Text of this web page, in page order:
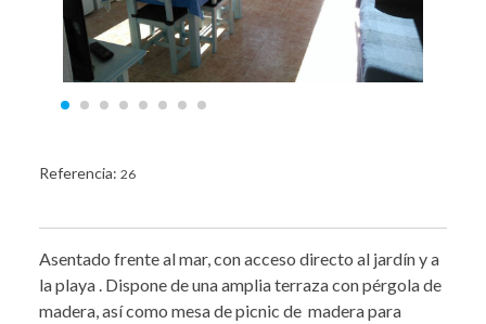
Referencia: 26
Asentado frente al mar, con acceso directo al jardín y a
la playa . Dispone de una amplia terraza con pérgola de
madera, así como mesa de picnic de madera para